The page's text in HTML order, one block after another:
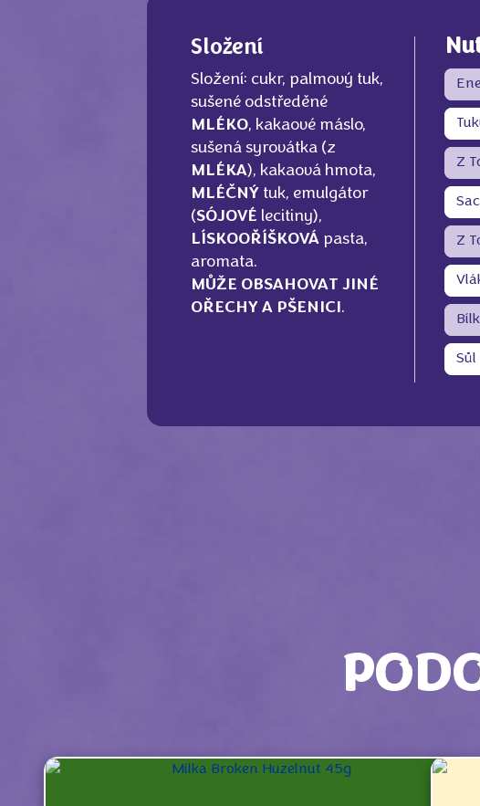
Složení
Složení: cukr, palmový tuk,
sušené odstředěné
MLÉKO, kakaové máslo,
sušená syrovátka (z
MLÉKA), kakaová hmota,
MLÉČNÝ tuk, emulgátor
(SÓJOVÉ lecitiny),
LÍSKOOŘÍŠKOVÁ pasta,
aromata.
MŮŽE OBSAHOVAT JINÉ
OŘECHY A PŠENICI .
Z
Z
Sůl